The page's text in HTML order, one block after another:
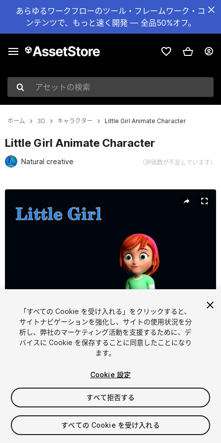
あらゆるワークフローのツール・フレームワーク・コ
ンテンツで、もっと速く開発 — 全品50%オフ。
アセットの検索
ホーム 3D キャラクター Little Girl Animate Character
Little Girl Animate Character
Natural creative （評価数が不足しています）
1 /7
$20.99
消費税は決済時に計算されます
「すべての Cookie を受け入れる」をクリックすると、
サイトナビゲーションを強化し、サイトの使用状況を分
析し、弊社のマーケティング活動を支援するために、デ
バイスに Cookie を保存することに同意したことになり
ます。
Cookie 設定
すべて拒否する
すべての Cookie を受け入れる